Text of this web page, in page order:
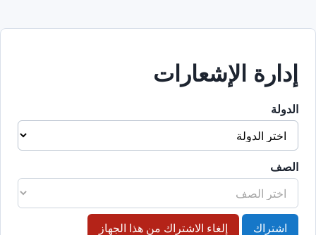
إدارة الإشعارات
الدولة
الصف
اشتراك إلغاء الاشتراك من هذا الجهاز